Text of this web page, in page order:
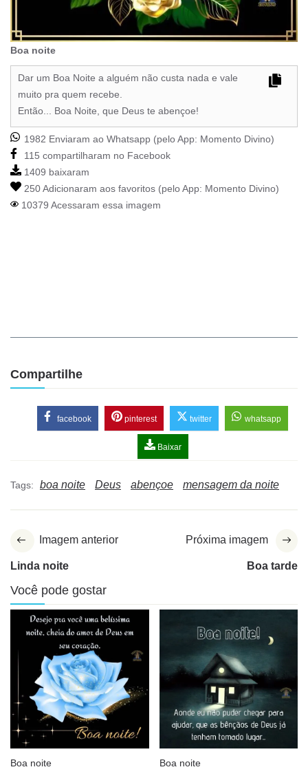
Boa noite
Dar um Boa Noite a alguém não custa nada e vale
muito pra quem recebe.
Então... Boa Noite, que Deus te abençoe!
1982 Enviaram ao Whatsapp (pelo App: Momento Divino)
115 compartilharam no Facebook
1409 baixaram
250 Adicionaram aos favoritos (pelo App: Momento Divino)
10379 Acessaram essa imagem
Compartilhe
facebook pinterest twitter whatsapp
Baixar
Tags: boa noite Deus abençoe mensagem da noite
Imagem anterior
Linda noite
Próxima imagem
Boa tarde
Você pode gostar
Boa noite Boa noite